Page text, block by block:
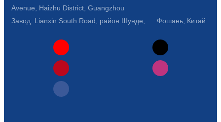
Avenue, Haizhu District, Guangzhou
Завод: Lianxin South Road, район Шунде, Фошань, Китай